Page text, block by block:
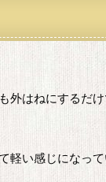
外はねにするだ
軽い感じになって